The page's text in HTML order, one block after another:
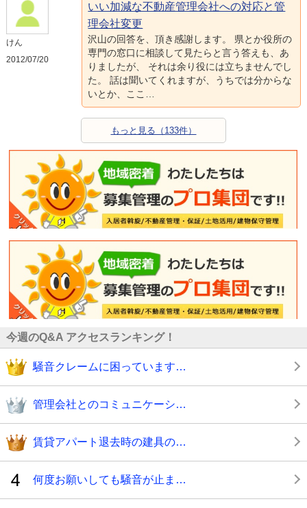
けん
2012/07/20
いい加減な不動産管理会社への対応と管
理会社変更
沢山の回答を、頂き感謝します。 県とか役所の
専門の窓口に相談して見たらと言う答えも、あ
りましたが、 それは余り役には立ちませんでし
た。 話は聞いてくれますが、うちでは分からな
いとか、ここ…
もっと見る（133件）
今週のQ&A アクセスランキング！
騒音クレームに困っています…
管理会社とのコミュニケーシ…
賃貸アパート退去時の建具の…
何度お願いしても騒音が止ま…